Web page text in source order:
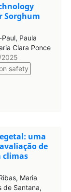
Sorghum
Paula
Clara Ponce
safety
uma
de
climas
Maria
de Santana,